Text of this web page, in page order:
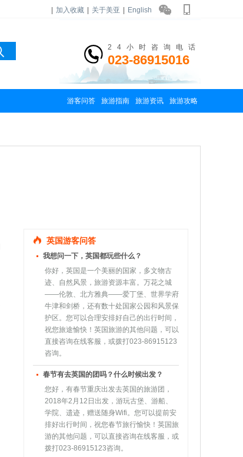
加入收藏 关于美亚 English
24小时咨询电话
023-86915016
游客问答 旅游指南 旅游资讯 旅游攻略
英国游客问答
我想问一下，英国都玩些什么？
你好，英国是一个美丽的国家，多文物古
迹、自然风景，旅游资源丰富。万花之城
——伦敦、北方雅典——爱丁堡、世界学府
牛津和剑桥，还有数十处国家公园和风景保
护区。您可以合理安排好自己的出行时间，
祝您旅途愉快！英国旅游的其他问题，可以
直接咨询在线客服，或拨打023-86915123
咨询。
春节有去英国的团吗？什么时候出发？
您好，有春节重庆出发去英国的旅游团，
2018年2月12日出发，游玩古堡、游船、
学院、遗迹，赠送随身Wifi。您可以提前安
排好出行时间，祝您春节旅行愉快！英国旅
游的其他问题，可以直接咨询在线客服，或
拨打023-86915123咨询。